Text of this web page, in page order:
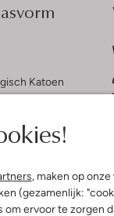
, maken op
(gezamenlijk:
om ervoor te zorgen
Katoen